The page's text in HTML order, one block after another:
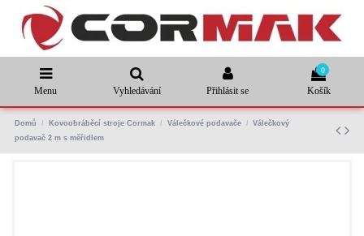
Menu Vyhledávání Přihlásit se
0
Košík
Domů Kovoobráběcí stroje Cormak Válečkové podavače
Válečkový
podavač 2 m s měřidlem